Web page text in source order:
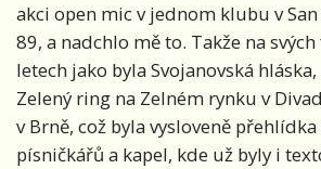
akci open mic v jednom klubu v
89, a nadchlo mě to. Takže na
letech jako byla Svojanovská
Zelený ring na Zelném rynku v
v Brně, což byla vysloveně
písničkářů a kapel, kde už byly i